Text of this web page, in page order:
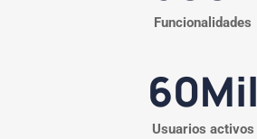
Funcionalidades
60Mil
Usuarios activos